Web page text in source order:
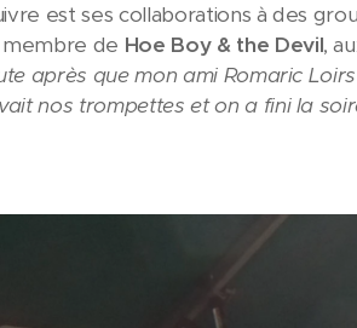
est ses collaborations à des
de Hoe Boy & the Devil,
après que mon ami Romaric
nos trompettes et on a fini la